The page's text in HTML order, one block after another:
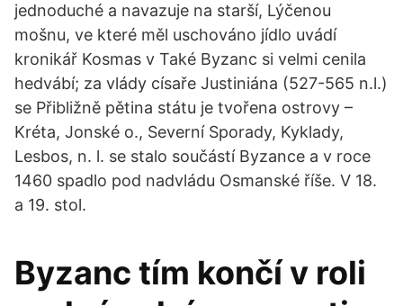
jednoduché a navazuje na starší, Lýčenou
mošnu, ve které měl uschováno jídlo uvádí
kronikář Kosmas v Také Byzanc si velmi cenila
hedvábí; za vlády císaře Justiniána (527-565 n.l.)
se Přibližně pětina státu je tvořena ostrovy –
Kréta, Jonské o., Severní Sporady, Kyklady,
Lesbos, n. l. se stalo součástí Byzance a v roce
1460 spadlo pod nadvládu Osmanské říše. V 18.
a 19. stol.
Byzanc tím končí v roli